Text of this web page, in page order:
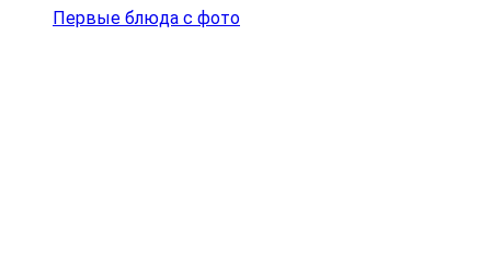
Первые блюда с фото